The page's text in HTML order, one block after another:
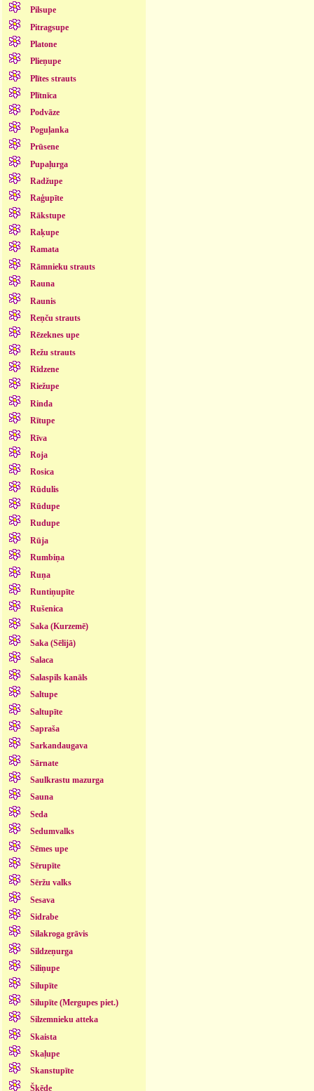
Pilsupe
Pitragsupe
Platone
Plieņupe
Plītes strauts
Plītnīca
Podvāze
Poguļanka
Prūsene
Pupaļurga
Radžupe
Raģupīte
Rākstupe
Raķupe
Ramata
Rāmnieku strauts
Rauna
Raunis
Reņču strauts
Rēzeknes upe
Režu strauts
Rīdzene
Riežupe
Rinda
Rītupe
Rīva
Roja
Rosica
Rūdulis
Rūdupe
Rudupe
Rūja
Rumbiņa
Ruņa
Runtiņupīte
Rušenica
Saka (Kurzemē)
Saka (Sēlijā)
Salaca
Salaspils kanāls
Saltupe
Saltupīte
Sapraša
Sarkandaugava
Sārnate
Saulkrastu mazurga
Sauna
Seda
Sedumvalks
Sēmes upe
Sērupīte
Sēržu valks
Sesava
Sidrabe
Silakroga grāvis
Sildzeņurga
Siliņupe
Silupīte
Silupīte (Mergupes piet.)
Silzemnieku atteka
Skaista
Skaļupe
Skanstupīte
Šķēde